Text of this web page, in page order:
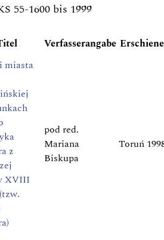
55-1600 bis 1999
Verfasserangabe
miasta
z
XVIII
pod red.
Mariana
Biskupa
Toruń